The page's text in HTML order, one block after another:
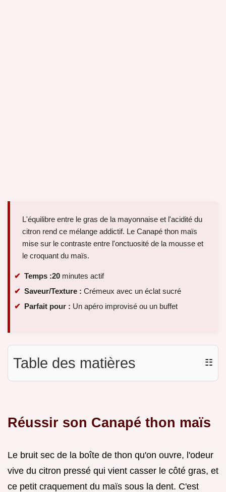
L'équilibre entre le gras de la mayonnaise et l'acidité du
citron rend ce mélange addictif. Le Canapé thon maïs
mise sur le contraste entre l'onctuosité de la mousse et
le croquant du maïs.
Temps :20 minutes actif
Saveur/Texture : Crémeux avec un éclat sucré
Parfait pour : Un apéro improvisé ou un buffet
Table des matières ☷
Réussir son Canapé thon maïs
Le bruit sec de la boîte de thon qu'on ouvre, l'odeur
vive du citron pressé qui vient casser le côté gras, et
ce petit craquement du maïs sous la dent. C'est